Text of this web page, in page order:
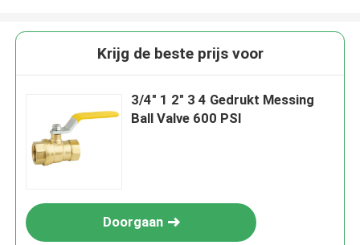
Krijg de beste prijs voor
3/4" 1 2" 3 4 Gedrukt Messing
Ball Valve 600 PSI
Doorgaan